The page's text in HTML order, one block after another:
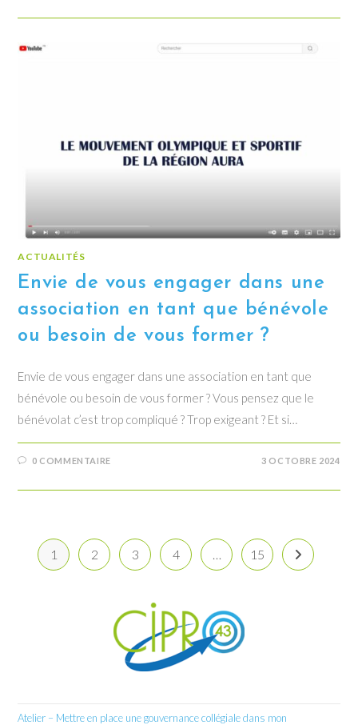
ACTUALITÉS
Envie de vous engager dans une
association en tant que bénévole
ou besoin de vous former ?
Envie de vous engager dans une association en tant que
bénévole ou besoin de vous former ? Vous pensez que le
bénévolat c’est trop compliqué ? Trop exigeant ? Et si…
0 COMMENTAIRE 3 OCTOBRE 2024
1 2 3 4 … 15 Aller à la
Atelier – Mettre en place une gouvernance collégiale dans mon